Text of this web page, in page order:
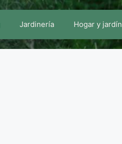
Jardinería Hogar y jardín